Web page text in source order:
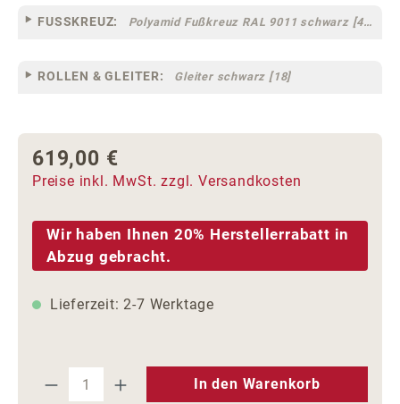
FUSSKREUZ: Polyamid Fußkreuz RAL 9011 schwarz [44]
ROLLEN & GLEITER: Gleiter schwarz [18]
Regulärer Preis:
619,00 €
Preise inkl. MwSt. zzgl. Versandkosten
Wir haben Ihnen 20% Herstellerrabatt in
Abzug gebracht.
Lieferzeit: 2-7 Werktage
Produkt Anzahl: Gib den
In den Warenkorb